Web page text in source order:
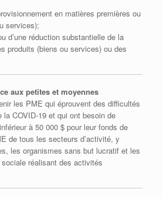
en matières premières ou
services);
d’une réduction substantielle de la
produits (biens ou services) ou des
aux petites et moyennes
les PME qui éprouvent des difficultés
la COVID-19 et qui ont besoin de
à 50 000 $ pour leur fonds de
de tous les secteurs d’activité, y
les organismes sans but lucratif et les
sociale réalisant des activités